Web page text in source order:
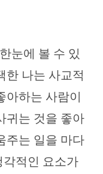
눈에 볼 수 있
한 나는 사교적
아하는 사람이
귀는 것을 좋아
주는 일을 마다
적인 요소가